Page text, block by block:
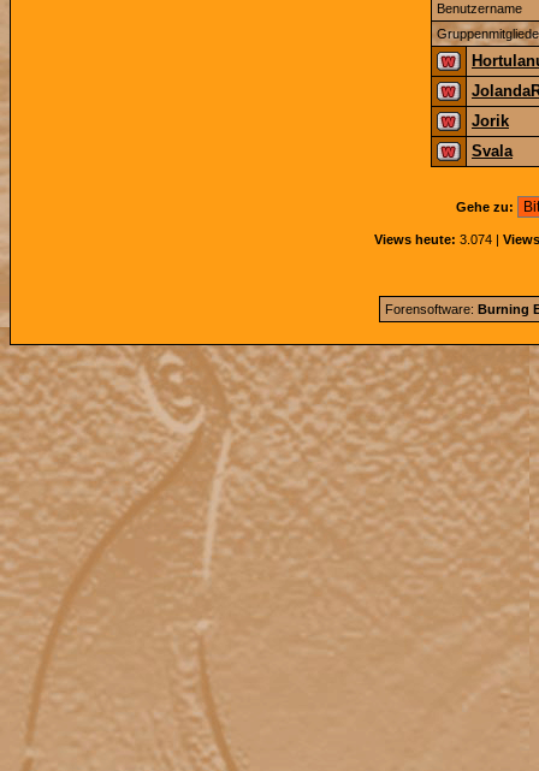
Benutzername
Jorik
Svala
Gehe zu:
Views heute: 3.074 |
Forensoftware: Burning